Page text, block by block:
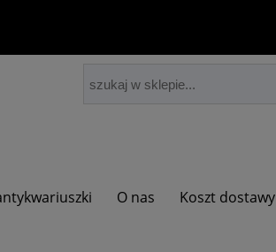
O nas Koszt dostawy